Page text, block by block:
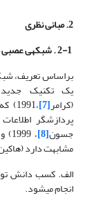
2. مبانی نظری
براساس تعریف،
یک تکنیک
(کرامر[7]
پردازشگر
جسون[8] ،
مشابهت دارد
الف. کسب دانش
انجام می­شود.